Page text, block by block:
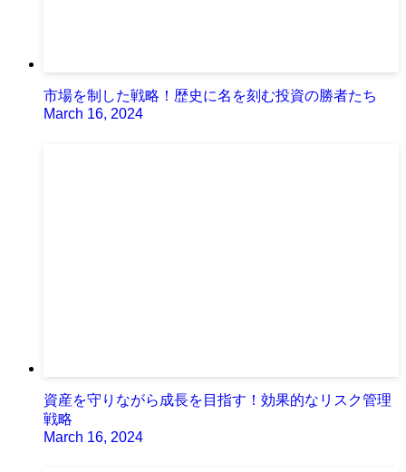
市場を制した戦略！歴史に名を刻む投資の勝者たち
March 16, 2024
資産を守りながら成長を目指す！効果的なリスク管理
戦略
March 16, 2024